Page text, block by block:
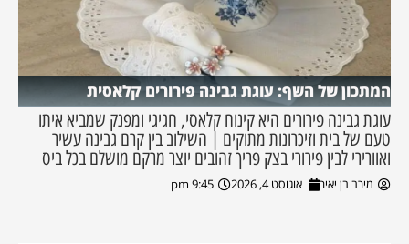
המתכון של השף: עוגת גבינה פירורים קלאסית
עוגת גבינה פירורים היא קינוח קלאסי, חגיגי ומפנק שמביא איתו
טעם של בית וזיכרונות מתוקים | השילוב בין קרם גבינה עשיר
ואוורירי לבין פירורי בצק פריך זהובים יוצר מרקם מושלם בכל ביס
מירב בן יאיר אוגוסט 4, 2026 9:45 pm